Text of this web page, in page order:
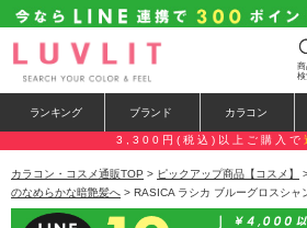
ランキング ブランド カラコン
3,300円(税込)以上ご購入で
カラコン・コスメ通販TOP > ピックアップ商品【コスメ】
のなめらかな暗艶髪へ > RASICA ラシカ ブルーグロスシャ